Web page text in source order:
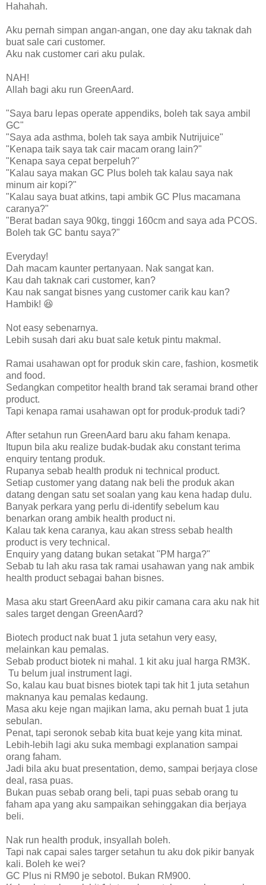
Hahahah.
Aku pernah simpan angan-angan, one day aku taknak dah
buat sale cari customer.
Aku nak customer cari aku pulak.
NAH!
Allah bagi aku run GreenAard.
"Saya baru lepas operate appendiks, boleh tak saya ambil
GC"
"Saya ada asthma, boleh tak saya ambik Nutrijuice"
"Kenapa taik saya tak cair macam orang lain?"
"Kenapa saya cepat berpeluh?"
"Kalau saya makan GC Plus boleh tak kalau saya nak
minum air kopi?"
"Kalau saya buat atkins, tapi ambik GC Plus macamana
caranya?"
"Berat badan saya 90kg, tinggi 160cm and saya ada PCOS.
Boleh tak GC bantu saya?"
Everyday!
Dah macam kaunter pertanyaan. Nak sangat kan.
Kau dah taknak cari customer, kan?
Kau nak sangat bisnes yang customer carik kau kan?
Hambik! 😆
Not easy sebenarnya.
Lebih susah dari aku buat sale ketuk pintu makmal.
Ramai usahawan opt for produk skin care, fashion, kosmetik
and food.
Sedangkan competitor health brand tak seramai brand other
product.
Tapi kenapa ramai usahawan opt for produk-produk tadi?
After setahun run GreenAard baru aku faham kenapa.
Itupun bila aku realize budak-budak aku constant terima
enquiry tentang produk.
Rupanya sebab health produk ni technical product.
Setiap customer yang datang nak beli the produk akan
datang dengan satu set soalan yang kau kena hadap dulu.
Banyak perkara yang perlu di-identify sebelum kau
benarkan orang ambik health product ni.
Kalau tak kena caranya, kau akan stress sebab health
product is very technical.
Enquiry yang datang bukan setakat "PM harga?"
Sebab tu lah aku rasa tak ramai usahawan yang nak ambik
health product sebagai bahan bisnes.
Masa aku start GreenAard aku pikir camana cara aku nak hit
sales target dengan GreenAard?
Biotech product nak buat 1 juta setahun very easy,
melainkan kau pemalas.
Sebab product biotek ni mahal. 1 kit aku jual harga RM3K.
Tu belum jual instrument lagi.
So, kalau kau buat bisnes biotek tapi tak hit 1 juta setahun
maknanya kau pemalas kedaung.
Masa aku keje ngan majikan lama, aku pernah buat 1 juta
sebulan.
Penat, tapi seronok sebab kita buat keje yang kita minat.
Lebih-lebih lagi aku suka membagi explanation sampai
orang faham.
Jadi bila aku buat presentation, demo, sampai berjaya close
deal, rasa puas.
Bukan puas sebab orang beli, tapi puas sebab orang tu
faham apa yang aku sampaikan sehinggakan dia berjaya
beli.
Nak run health produk, insyallah boleh.
Tapi nak capai sales targer setahun tu aku dok pikir banyak
kali. Boleh ke wei?
GC Plus ni RM90 je sebotol. Bukan RM900.